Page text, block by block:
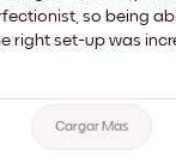
so being
right set-up was
Cargar Más